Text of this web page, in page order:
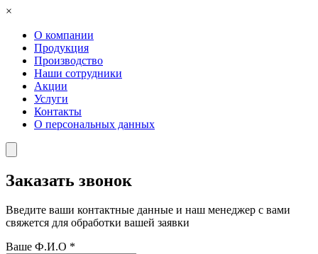
×
О компании
Продукция
Производство
Наши сотрудники
Акции
Услуги
Контакты
О персональных данных
Заказать звонок
Введите ваши контактные данные и наш менеджер с вами
свяжется для обработки вашей заявки
Ваше Ф.И.О *